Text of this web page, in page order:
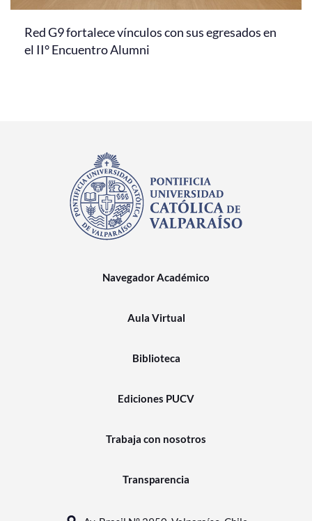
Red G9 fortalece vínculos con sus egresados en
el II° Encuentro Alumni
Navegador Académico
Aula Virtual
Biblioteca
Ediciones PUCV
Trabaja con nosotros
Transparencia